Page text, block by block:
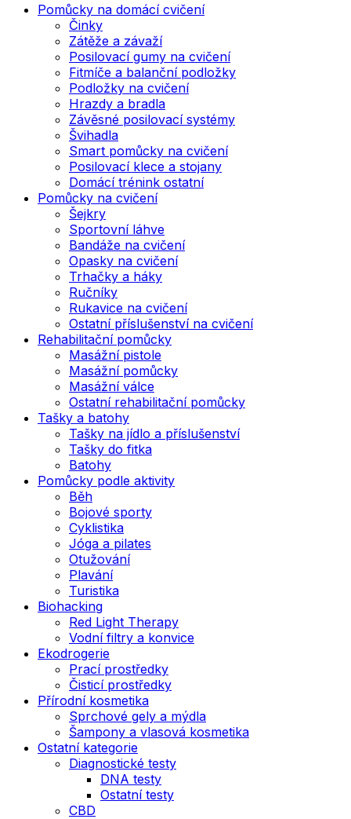
Pomůcky na domácí cvičení
Činky
Zátěže a závaží
Posilovací gumy na cvičení
Fitmíče a balanční podložky
Podložky na cvičení
Hrazdy a bradla
Závěsné posilovací systémy
Švihadla
Smart pomůcky na cvičení
Posilovací klece a stojany
Domácí trénink ostatní
Pomůcky na cvičení
Šejkry
Sportovní láhve
Bandáže na cvičení
Opasky na cvičení
Trhačky a háky
Ručníky
Rukavice na cvičení
Ostatní příslušenství na cvičení
Rehabilitační pomůcky
Masážní pistole
Masážní pomůcky
Masážní válce
Ostatní rehabilitační pomůcky
Tašky a batohy
Tašky na jídlo a příslušenství
Tašky do fitka
Batohy
Pomůcky podle aktivity
Běh
Bojové sporty
Cyklistika
Jóga a pilates
Otužování
Plavání
Turistika
Biohacking
Red Light Therapy
Vodní filtry a konvice
Ekodrogerie
Prací prostředky
Čisticí prostředky
Přírodní kosmetika
Sprchové gely a mýdla
Šampony a vlasová kosmetika
Ostatní kategorie
Diagnostické testy
DNA testy
Ostatní testy
CBD